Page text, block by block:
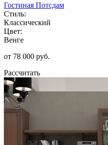
Гостиная Потсдам
Стиль:
Классический
Цвет:
Венге
от 78 000 руб.
Рассчитать